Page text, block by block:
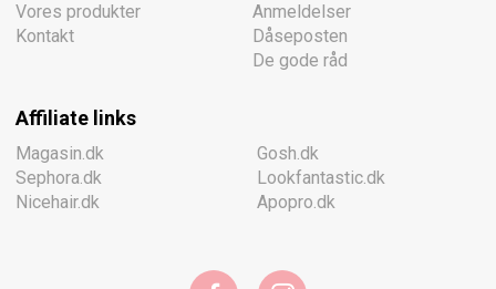
Vores produkter
Kontakt
Anmeldelser
Dåseposten
De gode råd
Affiliate links
Magasin.dk
Sephora.dk
Nicehair.dk
Gosh.dk
Lookfantastic.dk
Apopro.dk